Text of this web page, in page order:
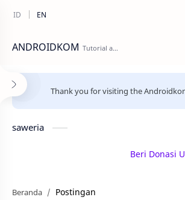
ANDROIDKOM
Thank you for visiting the
saweria
Beri Donasi
Beranda Postingan